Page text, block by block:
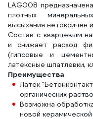
LAG008
плотных
высыхания нетоксичен
Состав с кварцевым
и снижает расход
(гипсовые и
латексные шпатлевки,
Преимущества
Латек
органических
Возможна
новой керамической